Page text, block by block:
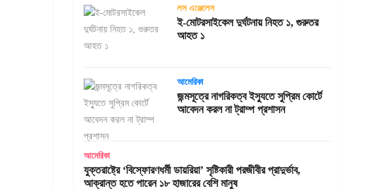
লস এঞ্জেলেস
ই-মোটরসাইকেল দুর্ঘটনায় নিহত ১, গুরুতর
আহত ১
আমেরিকা
জন্মসূত্রে নাগরিকত্ব ইস্যুতে সুপ্রিম কোর্টে
আবেদন করল না ট্রাম্প প্রশাসন
আমেরিকা
যুক্তরাষ্ট্রে ‘বিস্ফোরণধর্মী ডায়রিয়া’ সৃষ্টিকারী পরজীবীর প্রাদুর্ভাব,
আক্রান্ত হতে পারেন ১৮ হাজারের বেশি মানুষ